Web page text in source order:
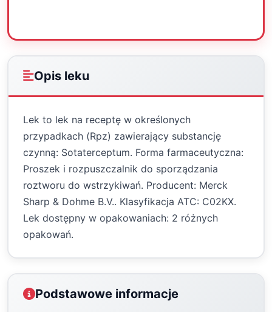
Opis leku
Lek to lek na receptę w określonych
przypadkach (Rpz) zawierający substancję
czynną: Sotaterceptum. Forma farmaceutyczna:
Proszek i rozpuszczalnik do sporządzania
roztworu do wstrzykiwań. Producent: Merck
Sharp & Dohme B.V.. Klasyfikacja ATC: C02KX.
Lek dostępny w opakowaniach: 2 różnych
opakowań.
Podstawowe informacje